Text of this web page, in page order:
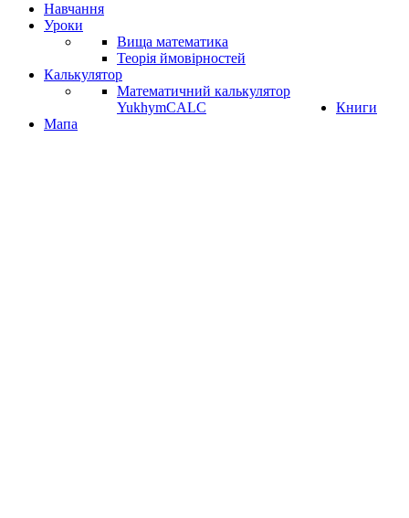
Навчання
Уроки
Вища математика
Теорія ймовірностей
Калькулятор
Математичний калькулятор
YukhymCALC
Книги
Мапа